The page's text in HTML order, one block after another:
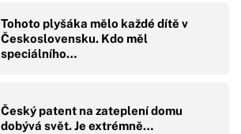
Tohoto plyšáka mělo každé dítě v
Československu. Kdo měl
speciálního…
Český patent na zateplení domu
dobývá svět. Je extrémně…